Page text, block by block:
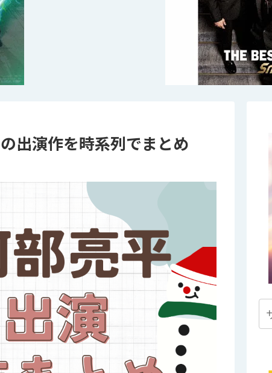
出演作を時系列でまとめ